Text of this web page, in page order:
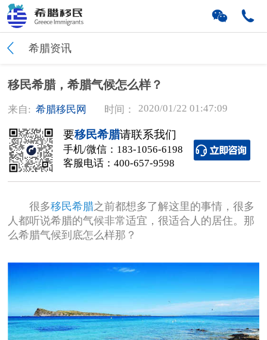
希腊资讯
移民希腊，希腊气候怎么样？
来自: 希腊移民网 时间： 2020/01/22 01:47:09
要移民希腊请联系我们
手机/微信： 183-1056-6198
客服电话： 400-657-9598
很多移民希腊之前都想多了解这里的事情，很多
人都听说希腊的气候非常适宜，很适合人的居住。那
么希腊气候到底怎么样那？